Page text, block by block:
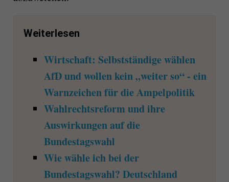
Weiterlesen
Wirtschaft: Selbstständige wählen
AfD und wollen kein „weiter so“ - ein
Warnzeichen für die Ampelpolitik
Wahlrechtsreform und ihre
Auswirkungen auf die
Bundestagswahl
Wie wähle ich bei der
Bundestagswahl? Deutschland